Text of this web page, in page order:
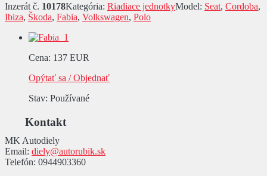
Inzerát č. 10178Kategória: Riadiace jednotkyModel: Seat, Cordoba,
Ibiza, Škoda, Fabia, Volkswagen, Polo
Cena: 137 EUR
Opýtať sa / Objednať
Stav: Používané
Kontakt
MK Autodiely
Email: diely@autorubik.sk
Telefón: 0944903360